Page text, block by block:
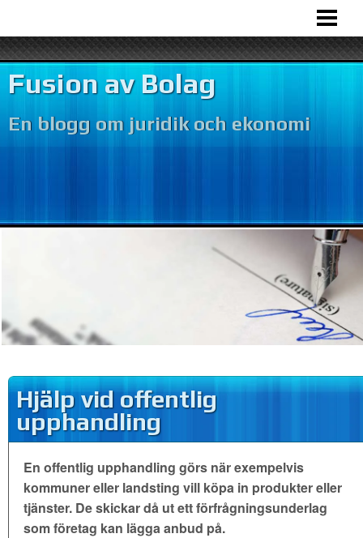
BOLAGSFUSION
VÅR VERKSAMHET
BOKFÖRING
Fusion av Bolag
En blogg om juridik och ekonomi
Hjälp vid offentlig
upphandling
En offentlig upphandling görs när exempelvis
kommuner eller landsting vill köpa in produkter eller
tjänster. De skickar då ut ett förfrågningsunderlag
som företag kan lägga anbud på.